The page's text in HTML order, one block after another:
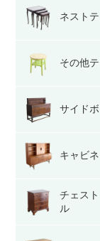
ネスト
その他
サイド
キャビ
チェス
ル